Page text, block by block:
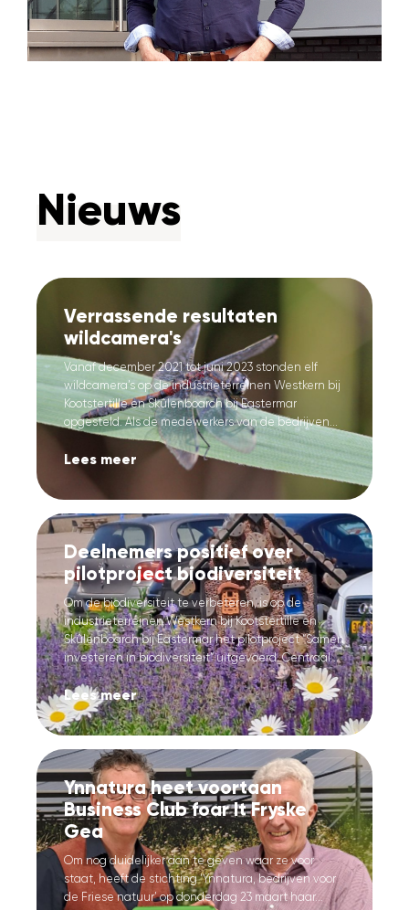
Nieuws
Verrassende resultaten
wildcamera's
Vanaf december 2021 tot juni 2023 stonden elf
wildcamera’s op de industrieterreinen Westkern bij
Kootstertille en Skûlenboarch bij Eastermar
opgesteld. Als de medewerkers van de bedrijven...
Lees meer
Deelnemers positief over
pilotproject biodiversiteit
Om de biodiversiteit te verbeteren, is op de
industrieterreinen Westkern bij Kootstertille en
Skûlenboarch bij Eastermar het pilotproject “Samen
investeren in biodiversiteit” uitgevoerd. Centraal...
Lees meer
Ynnatura heet voortaan
Business Club foar It Fryske
Gea
Om nog duidelijker aan te geven waar ze voor
staat, heeft de stichting ‘Ynnatura, bedrijven voor
de Friese natuur’ op donderdag 23 maart haar...